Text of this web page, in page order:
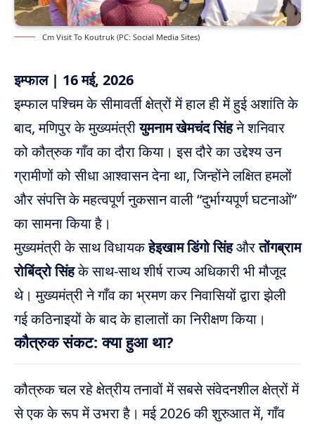
Cm Visit To Koutruk (PC: Social Media Sites)
इम्फाल | 16 मई, 2026
इम्फाल पश्चिम के सीमावर्ती क्षेत्रों में हाल ही में हुई अशांति के
बाद, मणिपुर के मुख्यमंत्रीयुमनाम खेमचंद सिंहने शनिवार
को कौत्रुक गाँव का दौरा किया। इस दौरे का उद्देश्य उन
ग्रामीणों को सीधा आश्वासन देना था, जिन्होंने लक्षित हमलों
और संपत्ति के महत्वपूर्ण नुकसान वाली “दुर्भाग्यपूर्ण घटनाओं”
का सामना किया है।
मुख्यमंत्री के साथ विधायकहेइखाम डिंगो सिंहऔरतोंगब्राम
रोबिंद्रो सिंहके साथ-साथ शीर्ष राज्य अधिकारी भी मौजूद
थे। मुख्यमंत्री ने गाँव का भ्रमण कर निवासियों द्वारा झेली
गई कठिनाइयों के बाद के हालातों का निरीक्षण किया।
कौत्रुक संकट: क्या हुआ था?
कौत्रुक चल रहे क्षेत्रीय तनावों में सबसे संवेदनशील क्षेत्रों में
से एक के रूप में उभरा है। मई 2026 की शुरुआत में, गाँव